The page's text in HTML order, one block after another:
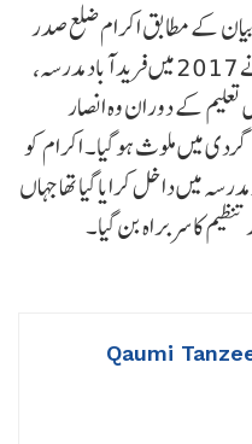
بیان کے مطابق اکرام ضلع صدر
کے گاؤں بورورچر کا رہائشی ہے۔ اس نے 2017 میں فرید آباد مدرسہ،
کے دوران وہ انصار
میں ملوث ہو گیا۔ اکرام کو
مدرسہ میں داخل کرایا گیا تھا جہاں
کا سربراہ بن گیا۔
Qaumi